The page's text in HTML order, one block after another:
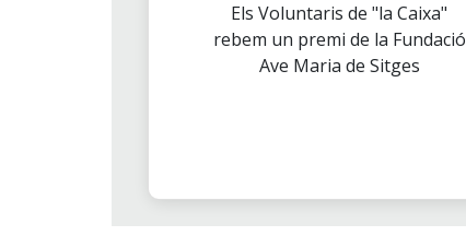
Els Voluntaris de "la Caixa"
rebem un premi de la Fundació
Ave Maria de Sitges